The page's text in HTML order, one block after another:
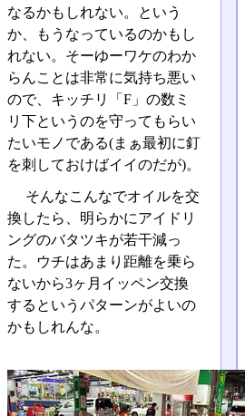
なるかもしれない。という
か、もうなっているのかもし
れない。そーゆーワケのわか
らんことは非常に気持ち悪い
ので、キッチリ「F」の数ミ
リ下というのを守ってもらい
たいモノである(まぁ最初に釘
を刺しておけばイイのだが)。
そんなこんなでオイルを交
換したら、明らかにアイドリ
ングのバタツキが若干減っ
た。ウチはあまり距離を乗ら
ないから3ヶ月イッペン交換
するというパターンがよいの
かもしれんな。